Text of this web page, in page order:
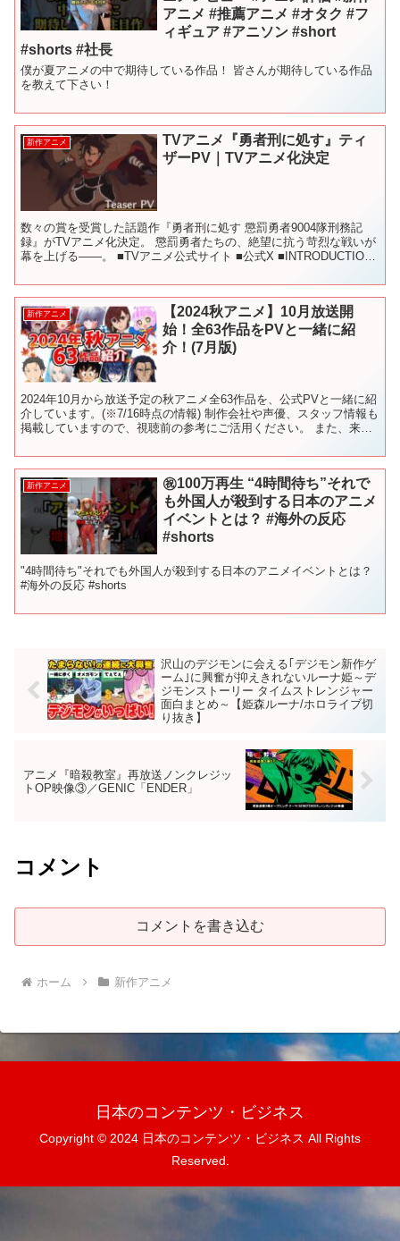
アニメ #推薦アニメ #オタク #フ
ィギュア #アニソン #short
#shorts #社長
僕が夏アニメの中で期待している作品！ 皆さんが期待している作品
を教えて下さい！
新作アニメ
TVアニメ『勇者刑に処す』ティ
ザーPV｜TVアニメ化決定
数々の賞を受賞した話題作『勇者刑に処す 懲罰勇者9004隊刑務記
録』がTVアニメ化決定。 懲罰勇者たちの、絶望に抗う苛烈な戦いが
幕を上げる――。 ■TVアニメ公式サイト ■公式X ■INTRODUCTION
新作アニメ
【2024秋アニメ】10月放送開
始！全63作品をPVと一緒に紹
介！(7月版)
2024年10月から放送予定の秋アニメ全63作品を、公式PVと一緒に紹
介しています。(※7/16時点の情報) 制作会社や声優、スタッフ情報も
掲載していますので、視聴前の参考にご活用ください。 また、来期
新作アニメ
㊗️100万再生 “4時間待ち”それで
も外国人が殺到する日本のアニメ
イベントとは？ #海外の反応
#shorts
"4時間待ち"それでも外国人が殺到する日本のアニメイベントとは？
#海外の反応 #shorts
沢山のデジモンに会える｢デジモン新作ゲ
ーム｣に興奮が抑えきれないルーナ姫～デ
ジモンストーリー タイムストレンジャー
面白まとめ～【姫森ルーナ/ホロライブ切
り抜き】
アニメ『暗殺教室』再放送ノンクレジッ
トOP映像③／GENIC「ENDER」
コメント
コメントを書き込む
ホーム 新作アニメ
日本のコンテンツ・ビジネス
Copyright © 2024 日本のコンテンツ・ビジネス All Rights
Reserved.